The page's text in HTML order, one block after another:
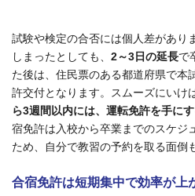
試験や検定の合否には個人差があり
しまったとしても、 2～3日の延長で
た後は、住民票のある都道府県で本
許交付となります。スムーズにいけば
ら3週間以内には、運転免許を手に
宿免許は入校から卒業までのスケジ
ため、自分で教習の予約を取る面倒
合宿免許は短期集中で効率が上